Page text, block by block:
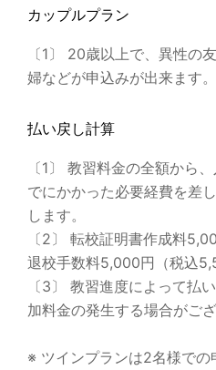
カップルプラン
〔1〕 20歳以上で、異性の
婦などが申込みが出来ます。
払い戻し計算
〔1〕 教習料金の全額から
でにかかった必要経費を差
します。
〔2〕 転校証明書作成料
退校手数料5,000円（税込
〔3〕 教習進度によって払
加料金の発生する場合がござ
※ ツインプランは2名様で